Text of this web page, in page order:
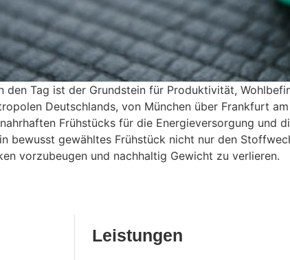
den Tag ist der Grundstein für Produktivität,
Deutschlands, von München über Frankfurt
Frühstücks für die Energieversorgung
bewusst gewähltes Frühstück nicht nur den
vorzubeugen und nachhaltig Gewicht zu verlieren.
Leistungen